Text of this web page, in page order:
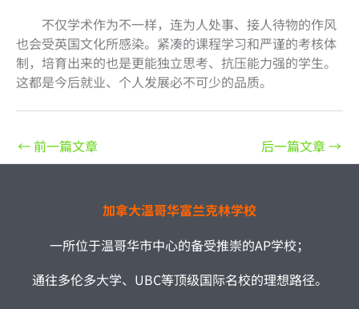
不仅学术作为不一样，连为人处事、接人待物的作风
也会受英国文化所感染。紧凑的课程学习和严谨的考核体
制，培育出来的也是更能独立思考、抗压能力强的学生。
这都是今后就业、个人发展必不可少的品质。
←前一篇文章 后一篇文章→
加拿大温哥华富兰克林学校
一所位于温哥华市中心的备受推崇的AP学校；
通往多伦多大学、UBC等顶级国际名校的理想路径。